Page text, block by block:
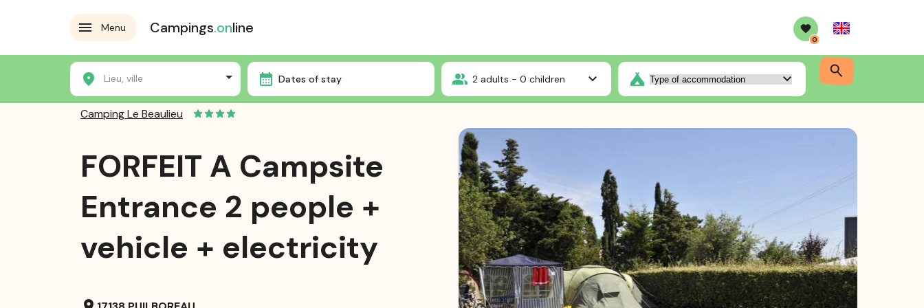
Menu Campings.online
0
English
Lieu, ville Dates of stay 2adults - 0 children
Home Die Campingplätze Camping Le Beaulieu FORFEIT A Campsite Entrance 2 people + vehicle + electricity
Camping Le Beaulieu
FORFEIT A Campsite
Entrance 2 people +
vehicle + electricity